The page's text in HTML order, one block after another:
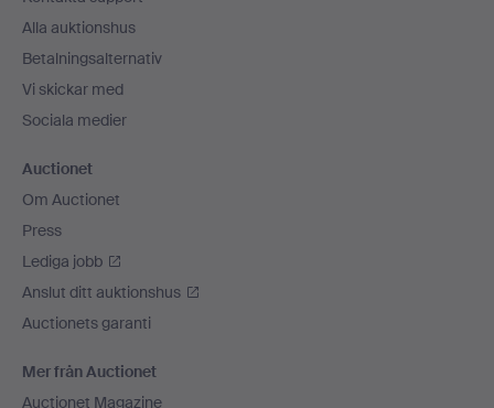
Alla auktionshus
Betalningsalternativ
Vi skickar med
Sociala medier
Auctionet
Om Auctionet
Press
Lediga jobb
Anslut ditt auktionshus
Auctionets garanti
Mer från Auctionet
Auctionet Magazine